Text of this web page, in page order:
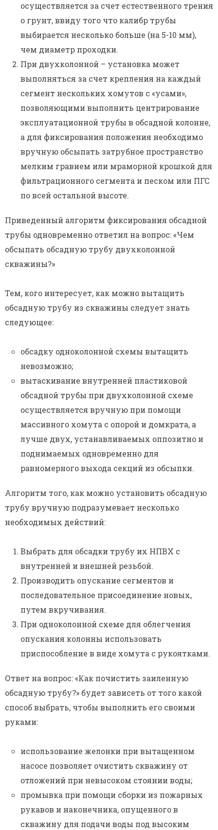
осуществляется за счет естественного трения
о грунт, ввиду того что калибр трубы
выбирается несколько больше (на 5-10 мм),
чем диаметр проходки.
При двухколонной – установка может
выполняться за счет крепления на каждый
сегмент нескольких хомутов с «усами»,
позволяющими выполнить центрирование
эксплуатационной трубы в обсадной колонне,
а для фиксирования положения необходимо
вручную обсыпать затрубное пространство
мелким гравием или мраморной крошкой для
фильтрационного сегмента и песком или ПГС
по всей остальной высоте.
Приведенный алгоритм фиксирования обсадной
трубы одновременно ответил на вопрос: «Чем
обсыпать обсадную трубу двухколонной
скважины?»
Тем, кого интересует, как можно вытащить
обсадную трубу из скважины следует знать
следующее:
обсадку одноколонной схемы вытащить
невозможно;
вытаскивание внутренней пластиковой
обсадной трубы при двухколонной схеме
осуществляется вручную при помощи
массивного хомута с опорой и домкрата, а
лучше двух, устанавливаемых оппозитно и
поднимаемых одновременно для
равномерного выхода секций из обсыпки.
Алгоритм того, как можно установить обсадную
трубу вручную подразумевает несколько
необходимых действий:
Выбрать для обсадки трубу их НПВХ с
внутренней и внешней резьбой.
Производить опускание сегментов и
последовательное присоединение новых,
путем вкручивания.
При одноколонной схеме для облегчения
опускания колонны использовать
приспособление в виде хомута с рукоятками.
Ответ на вопрос: «Как почистить заиленную
обсадную трубу?» будет зависеть от того какой
способ выбрать, чтобы выполнить его своими
руками:
использование желонки при вытащенном
насосе позволяет очистить скважину от
отложений при невысоком стоянии воды;
промывка при помощи сборки из пожарных
рукавов и наконечника, опущенного в
скважину для подачи воды под высоким